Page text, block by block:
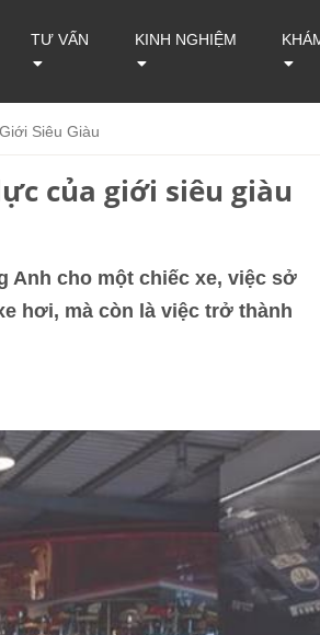
TƯ VẤN KINH NGHIỆM
Siêu Giàu
của giới siêu giàu
Anh cho một chiếc xe, việc sở
hơi, mà còn là việc trở thành